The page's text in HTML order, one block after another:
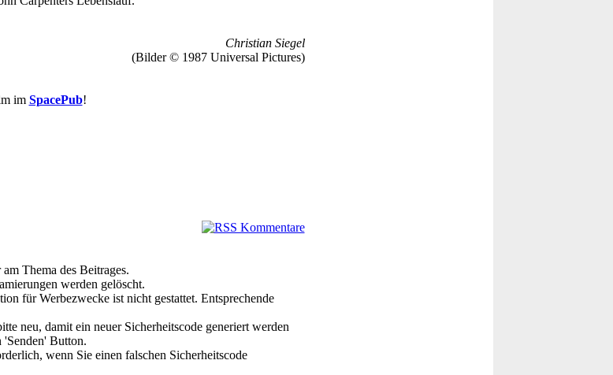
Christian Siegel
(Bilder © 1987 Universal Pictures)
im SpacePub!
Thema des Beitrages.
werden gelöscht.
für Werbezwecke ist nicht gestattet. Entsprechende
neu, damit ein neuer Sicherheitscode generiert werden
'Senden' Button.
wenn Sie einen falschen Sicherheitscode